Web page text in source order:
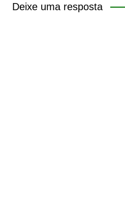
Deixe uma resposta